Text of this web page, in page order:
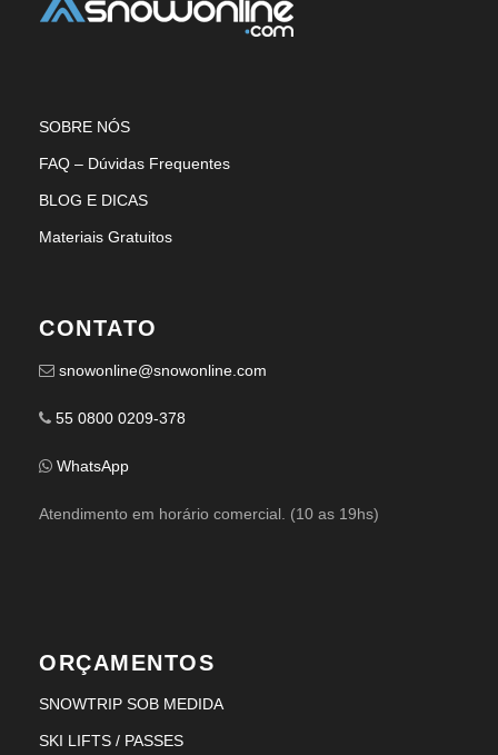
SOBRE NÓS
FAQ – Dúvidas Frequentes
BLOG E DICAS
Materiais Gratuitos
CONTATO
snowonline@snowonline.com
55 0800 0209-378
WhatsApp
Atendimento em horário comercial. (10 as 19hs)
ORÇAMENTOS
SNOWTRIP SOB MEDIDA
SKI LIFTS / PASSES